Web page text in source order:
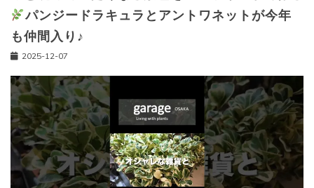
パンジードラキュラとアントワネットが今年
も仲間入り♪
2025-12-07